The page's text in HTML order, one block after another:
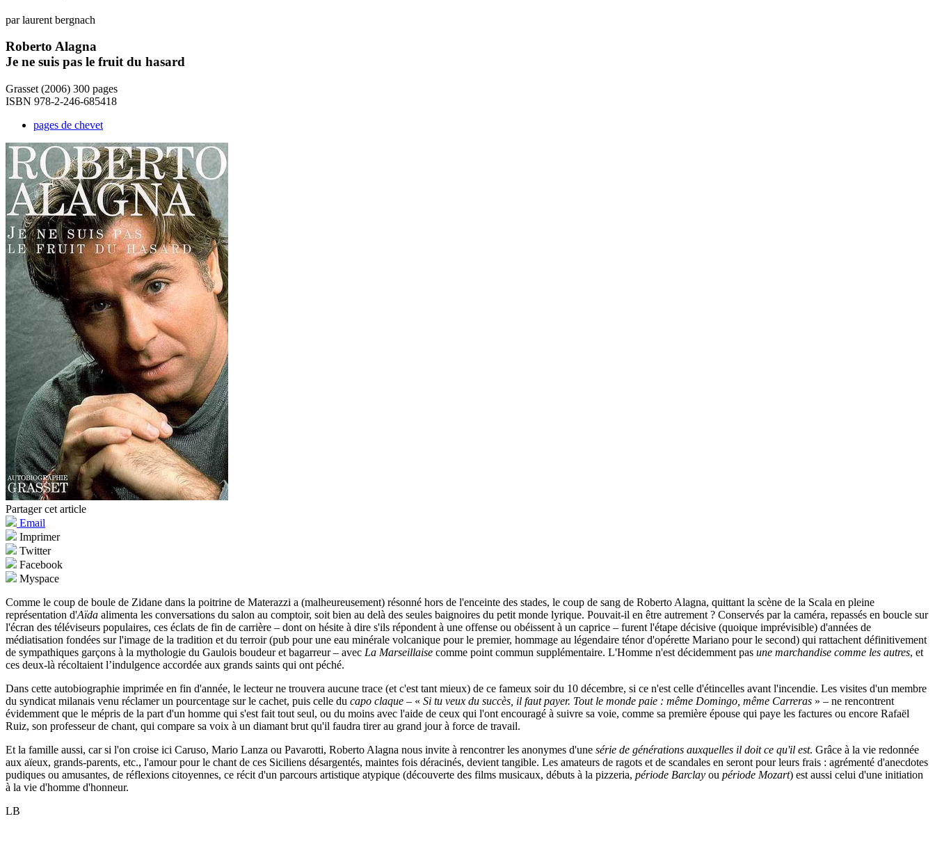
par laurent bergnach
Roberto Alagna
Je ne suis pas le fruit du hasard
Grasset (2006) 300 pages
ISBN 978-2-246-685418
pages de chevet
Partager cet article
Email
Imprimer
Twitter
Facebook
Myspace
Comme le coup de boule de Zidane dans la poitrine de Materazzi a (malheureusement) résonné hors de l'enceinte des stades, le coup de sang de Roberto Alagna, quittant la scène de la Scala en pleine
représentation d'Aïda alimenta les conversations du salon au comptoir, soit bien au delà des seules baignoires du petit monde lyrique. Pouvait-il en être autrement ? Conservés par la caméra, repassés en boucle sur
l'écran des téléviseurs populaires, ces éclats de fin de carrière – dont on hésite à dire s'ils répondent à une offense ou obéissent à un caprice – furent l'étape décisive (quoique imprévisible) d'années de
médiatisation fondées sur l'image de la tradition et du terroir (pub pour une eau minérale volcanique pour le premier, hommage au légendaire ténor d'opérette Mariano pour le second) qui rattachent définitivement
de sympathiques garçons à la mythologie du Gaulois boudeur et bagarreur – avec La Marseillaise comme point commun supplémentaire. L'Homme n'est décidemment pas une marchandise comme les autres, et
ces deux-là récoltaient l’indulgence accordée aux grands saints qui ont péché.
Dans cette autobiographie imprimée en fin d'année, le lecteur ne trouvera aucune trace (et c'est tant mieux) de ce fameux soir du 10 décembre, si ce n'est celle d'étincelles avant l'incendie. Les visites d'un membre
du syndicat milanais venu réclamer un pourcentage sur le cachet, puis celle du capo claque – « Si tu veux du succès, il faut payer. Tout le monde paie : même Domingo, même Carreras » – ne rencontrent
évidemment que le mépris de la part d'un homme qui s'est fait tout seul, ou du moins avec l'aide de ceux qui l'ont encouragé à suivre sa voie, comme sa première épouse qui paye les factures ou encore Rafaël
Ruiz, son professeur de chant, qui compare sa voix à un diamant brut qu'il faudra tirer au grand jour à force de travail.
Et la famille aussi, car si l'on croise ici Caruso, Mario Lanza ou Pavarotti, Roberto Alagna nous invite à rencontrer les anonymes d'une série de générations auxquelles il doit ce qu'il est. Grâce à la vie redonnée
aux aïeux, grands-parents, etc., l'amour pour le chant de ces Siciliens désargentés, maintes fois déracinés, devient tangible. Les amateurs de ragots et de scandales en seront pour leurs frais : agrémenté d'anecdotes
pudiques ou amusantes, de réflexions citoyennes, ce récit d'un parcours artistique atypique (découverte des films musicaux, débuts à la pizzeria, période Barclay ou période Mozart) est aussi celui d'une initiation
à la vie d'homme d'honneur.
LB